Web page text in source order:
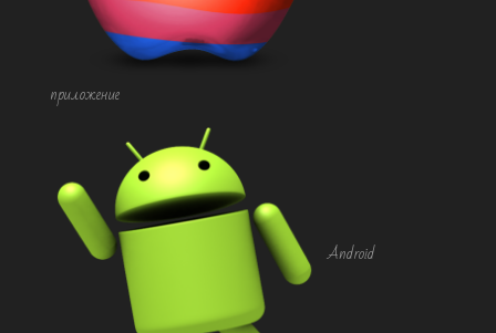
приложение
Android